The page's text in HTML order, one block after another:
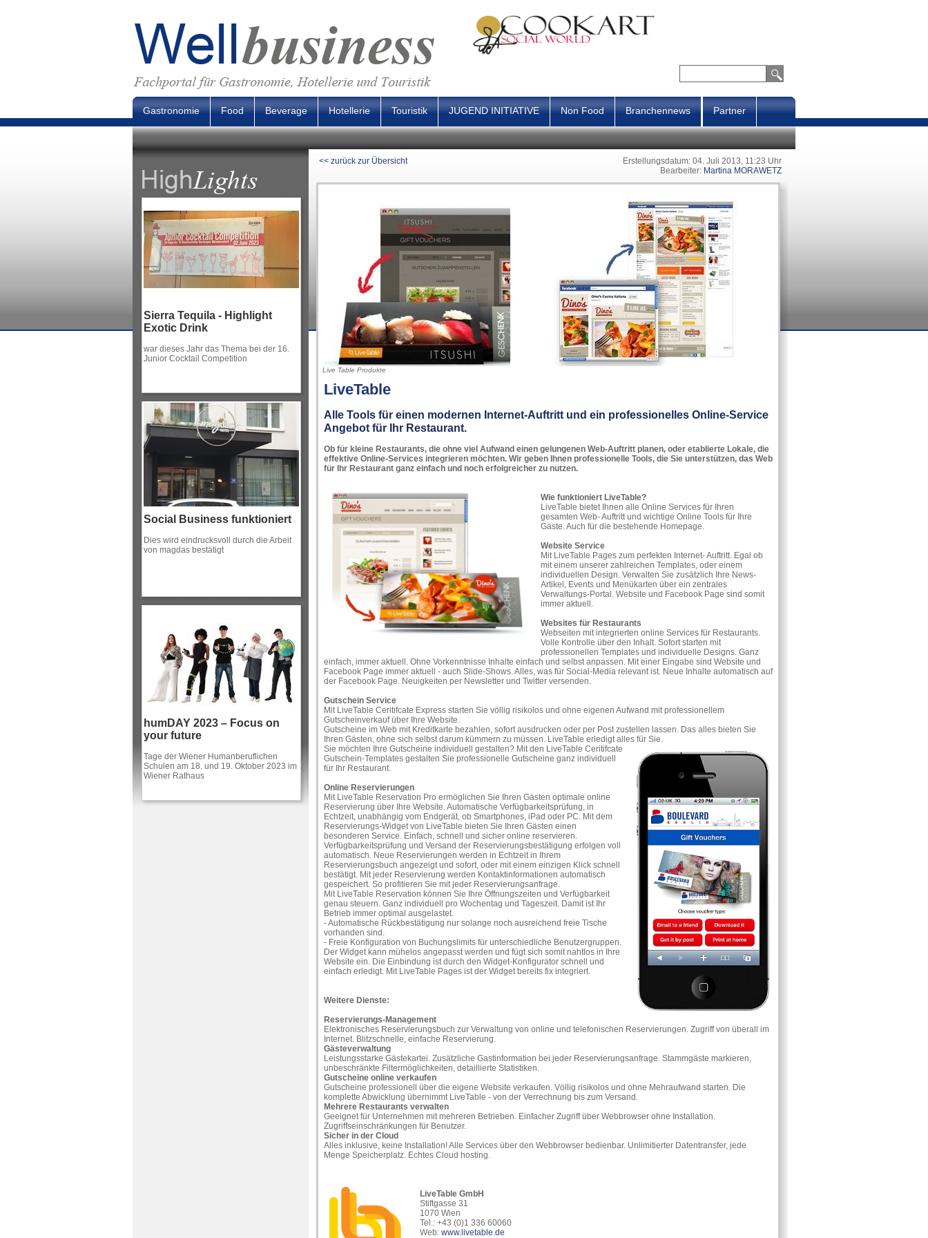
Gastronomie Food Beverage Hotellerie Touristik JUGEND INITIATIVE Non Food Branchennews Partner
Sierra Tequila - Highlight
Exotic Drink
war dieses Jahr das Thema bei der 16.
Junior Cocktail Competition
Social Business funktioniert
Dies wird eindrucksvoll durch die Arbeit
von magdas bestätigt
humDAY 2023 – Focus on
your future
Tage der Wiener Humanberuflichen
Schulen am 18. und 19. Oktober 2023 im
Wiener Rathaus
<< zurück zur Übersicht
Erstellungsdatum: 04. Juli 2013, 11:23 Uhr
Bearbeiter: Martina MORAWETZ
Live Table Produkte
LiveTable
Alle Tools für einen modernen Internet-Auftritt und ein professionelles Online-Service
Angebot für Ihr Restaurant.
Ob für kleine Restaurants, die ohne viel Aufwand einen gelungenen Web-Auftritt planen, oder etablierte Lokale, die
effektive Online-Services integrieren möchten. Wir geben Ihnen professionelle Tools, die Sie unterstützen, das Web
für Ihr Restaurant ganz einfach und noch erfolgreicher zu nutzen.
Wie funktioniert LiveTable?
LiveTable bietet Ihnen alle Online Services für Ihren
gesamten Web- Auftritt und wichtige Online Tools für Ihre
Gäste. Auch für die bestehende Homepage.
Website Service
Mit LiveTable Pages zum perfekten Internet- Auftritt. Egal ob
mit einem unserer zahlreichen Templates, oder einem
individuellen Design. Verwalten Sie zusätzlich Ihre News-
Artikel, Events und Menükarten über ein zentrales
Verwaltungs-Portal. Website und Facebook Page sind somit
immer aktuell.
Websites für Restaurants
Webseiten mit integrierten online Services für Restaurants.
Volle Kontrolle über den Inhalt. Sofort starten mit
professionellen Templates und individuelle Designs. Ganz
einfach, immer aktuell. Ohne Vorkenntnisse Inhalte einfach und selbst anpassen. Mit einer Eingabe sind Website und
Facebook Page immer aktuell - auch Slide-Shows. Alles, was für Social-Media relevant ist. Neue Inhalte automatisch auf
der Facebook Page. Neuigkeiten per Newsletter und Twitter versenden.
Gutschein Service
Mit LiveTable Ceritifcate Express starten Sie völlig risikolos und ohne eigenen Aufwand mit professionellem
Gutscheinverkauf über Ihre Website.
Gutscheine im Web mit Kreditkarte bezahlen, sofort ausdrucken oder per Post zustellen lassen. Das alles bieten Sie
Ihren Gästen, ohne sich selbst darum kümmern zu müssen. LiveTable erledigt alles für Sie.
Sie möchten Ihre Gutscheine individuell gestalten? Mit den LiveTable Ceritifcate
Gutschein-Templates gestalten Sie professionelle Gutscheine ganz individuell
für Ihr Restaurant.
Online Reservierungen
Mit LiveTable Reservation Pro ermöglichen Sie Ihren Gästen optimale online
Reservierung über Ihre Website. Automatische Verfügbarkeitsprüfung, in
Echtzeit, unabhängig vom Endgerät, ob Smartphones, iPad oder PC. Mit dem
Reservierungs-Widget von LiveTable bieten Sie Ihren Gästen einen
besonderen Service. Einfach, schnell und sicher online reservieren.
Verfügbarkeitsprüfung und Versand der Reservierungsbestätigung erfolgen voll
automatisch. Neue Reservierungen werden in Echtzeit in Ihrem
Reservierungsbuch angezeigt und sofort, oder mit einem einzigen Klick schnell
bestätigt. Mit jeder Reservierung werden Kontaktinformationen automatisch
gespeichert. So profitieren Sie mit jeder Reservierungsanfrage.
Mit LiveTable Reservation können Sie Ihre Öffnungszeiten und Verfügbarkeit
genau steuern. Ganz individuell pro Wochentag und Tageszeit. Damit ist Ihr
Betrieb immer optimal ausgelastet.
- Automatische Rückbestätigung nur solange noch ausreichend freie Tische
vorhanden sind.
- Freie Konfiguration von Buchungslimits für unterschiedliche Benutzergruppen.
Der Widget kann mühelos angepasst werden und fügt sich somit nahtlos in Ihre
Website ein. Die Einbindung ist durch den Widget-Konfigurator schnell und
einfach erledigt. Mit LiveTable Pages ist der Widget bereits fix integriert.
Weitere Dienste:
Reservierungs-Management
Elektronisches Reservierungsbuch zur Verwaltung von online und telefonischen Reservierungen. Zugriff von überall im
Internet. Blitzschnelle, einfache Reservierung.
Gästeverwaltung
Leistungsstarke Gästekartei. Zusätzliche Gastinformation bei jeder Reservierungsanfrage. Stammgäste markieren,
unbeschränkte Filtermöglichkeiten, detaillierte Statistiken.
Gutscheine online verkaufen
Gutscheine professionell über die eigene Website verkaufen. Völlig risikolos und ohne Mehraufwand starten. Die
komplette Abwicklung übernimmt LiveTable - von der Verrechnung bis zum Versand.
Mehrere Restaurants verwalten
Geeignet für Unternehmen mit mehreren Betrieben. Einfacher Zugriff über Webbrowser ohne Installation.
Zugriffseinschränkungen für Benutzer.
Sicher in der Cloud
Alles inklusive, keine Installation! Alle Services über den Webbrowser bedienbar. Unlimitierter Datentransfer, jede
Menge Speicherplatz. Echtes Cloud hosting.
LiveTable GmbH
Stiftgasse 31
1070 Wien
Tel.: +43 (0)1 336 60060
Web: www.livetable.de